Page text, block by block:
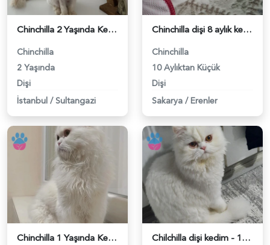
Chinchilla 2 Yaşında Kedim Eş Arıyor - 118982412
Chinchilla
2 Yaşında
Dişi
İstanbul / Sultangazi
Chinchilla dişi 8 aylık kedim var. - 118982384
Chinchilla
10 Aylıktan Küçük
Dişi
Sakarya / Erenler
Chinchilla 1 Yaşında Kedim Eş Arıyor - 118982202 Chilchilla dişi kedim - 118981917